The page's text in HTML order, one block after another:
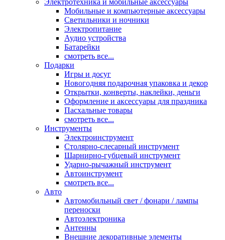
Электротехника и мобильные аксессуары
Мобильные и компьютерные аксессуары
Светильники и ночники
Электропитание
Аудио устройства
Батарейки
смотреть все...
Подарки
Игры и досуг
Новогодняя подарочная упаковка и декор
Открытки, конверты, наклейки, деньги
Оформление и аксессуары для праздника
Пасхальные товары
смотреть все...
Инструменты
Электроинструмент
Столярно-слесарный инструмент
Шарнирно-губцевый инструмент
Ударно-рычажный инструмент
Автоинструмент
смотреть все...
Авто
Автомобильный свет / фонари / лампы
переноски
Автоэлектроника
Антенны
Внешние декоративные элементы